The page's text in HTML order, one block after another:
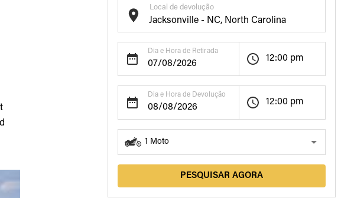
Local de devolução
Dia e Hora de Retirada
12:00 pm
Dia e Hora de Devolução
12:00 pm
1 Moto
PESQUISAR AGORA